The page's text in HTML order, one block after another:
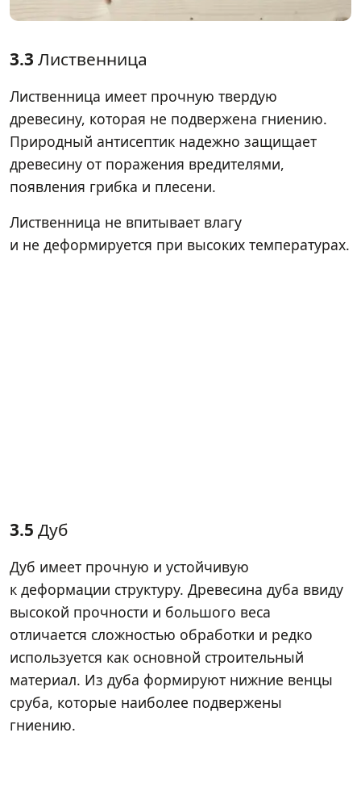
3.3 Лиственница
Лиственница имеет прочную твердую
древесину, которая не подвержена гниению.
Природный антисептик надежно защищает
древесину от поражения вредителями,
появления грибка и плесени.
Лиственница не впитывает влагу
и не деформируется при высоких температурах.
3.5 Дуб
Дуб имеет прочную и устойчивую
к деформации структуру. Древесина дуба ввиду
высокой прочности и большого веса
отличается сложностью обработки и редко
используется как основной строительный
материал. Из дуба формируют нижние венцы
сруба, которые наиболее подвержены
гниению.